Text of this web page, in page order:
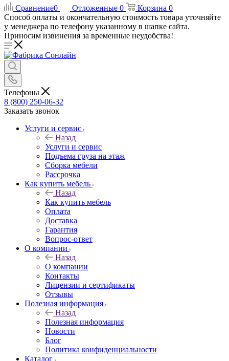
Сравнение0 Отложенные 0 Корзина 0
Способ оплаты и окончательную стоимость товара уточняйте
у менеджера по телефону указанному в шапке сайта.
Приносим извинения за временные неудобства!
Телефоны
8 (800) 250-06-32
Заказать звонок
Услуги и сервис
Назад
Услуги и сервис
Подъема груза на этаж
Сборка мебели
Рассрочка
Как купить мебель
Назад
Как купить мебель
Оплата
Доставка
Гарантия
Вопрос-ответ
О компании
Назад
О компании
Контакты
Лицензии и сертификаты
Отзывы
Полезная информация
Назад
Полезная информация
Новости
Блог
Политика конфиденциальности
Каталог